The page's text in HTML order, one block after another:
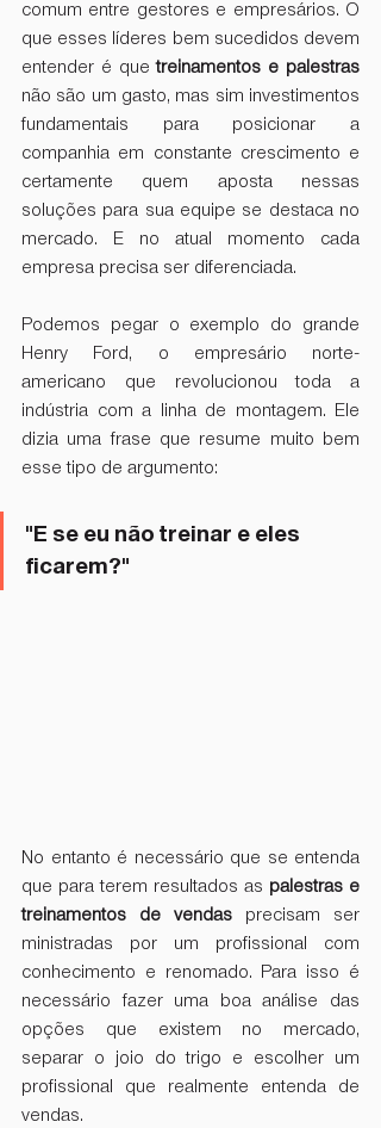
comum entre gestores e empresários. O
que esses líderes bem sucedidos devem
entender é que treinamentos e palestras
não são um gasto, mas sim investimentos
fundamentais para posicionar a
companhia em constante crescimento e
certamente quem aposta nessas
soluções para sua equipe se destaca no
mercado. E no atual momento cada
empresa precisa ser diferenciada.
Podemos pegar o exemplo do grande
Henry Ford, o empresário norte-
americano que revolucionou toda a
indústria com a linha de montagem. Ele
dizia uma frase que resume muito bem
esse tipo de argumento:
"E se eu não treinar e eles
ficarem?"
No entanto é necessário que se entenda
que para terem resultados as palestras e
treinamentos de vendas precisam ser
ministradas por um profissional com
conhecimento e renomado. Para isso é
necessário fazer uma boa análise das
opções que existem no mercado,
separar o joio do trigo e escolher um
profissional que realmente entenda de
vendas.